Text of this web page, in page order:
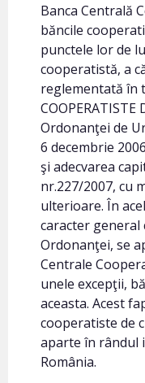
Banca Centrală
băncile
punctele lor de
cooperatistă, a
reglementată în
COOPERATISTE
Ordonanţei de
6 decembrie
şi adecvarea
nr.227/2007, cu
ulterioare. În
caracter general
Ordonanţei, se
Centrale
unele excepţii,
aceasta. Acest
cooperatiste de
aparte în rândul
România.